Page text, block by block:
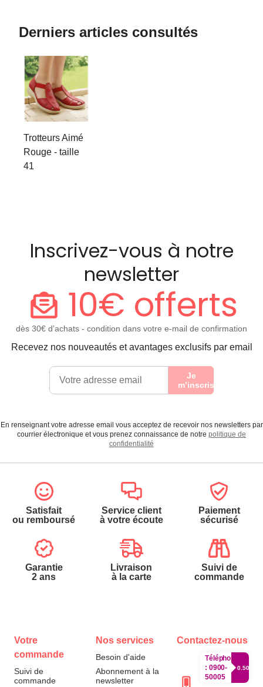
Derniers articles consultés
Trotteurs Aimé
Rouge - taille
41
Inscrivez-vous à notre
newsletter
10€ offerts
dès 30€ d’achats - condition dans votre e-mail de confirmation
Recevez nos nouveautés et avantages exclusifs par email
Je
m’inscris
En renseignant votre adresse email vous acceptez de recevoir nos newsletters par
courrier électronique et vous prenez connaissance de notre politique de
confidentialité
Satisfait
ou remboursé
Service client
à votre écoute
Paiement
sécurisé
Garantie
2 ans
Livraison
à la carte
Suivi de
commande
Votre
commande
Suivi de
commande
Nos services
Besoin d'aide
Abonnement à la
newsletter
Contactez-nous
Téléphone
: 0900-
50005
0.50€/